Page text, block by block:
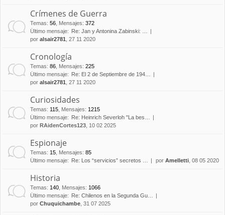
Crímenes de Guerra
Temas: 56 Mensajes: 372
Último mensaje:
Re: Jan y Antonina Zabinski: …
por alsair2781 , 27 11 2020
Cronología
Temas: 86 Mensajes: 225
Último mensaje:
Re: El 2 de Septiembre de 194…
por alsair2781 , 27 11 2020
Curiosidades
Temas: 115 Mensajes: 1215
Último mensaje:
Re: Heinrich Severloh "La bes…
por RAidenCortes123 , 10 02 2025
Espionaje
Temas: 15 Mensajes: 85
Último mensaje:
Re: Los “servicios” secretos … por Amelletti , 08 05 2020
Historia
Temas: 140 Mensajes: 1066
Último mensaje:
Re: Chilenos en la Segunda Gu…
por Chuquichambe , 31 07 2025